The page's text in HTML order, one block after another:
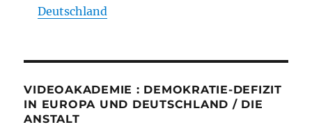
Deutschland
VIDEOAKADEMIE : DEMOKRATIE-DEFIZIT
IN EUROPA UND DEUTSCHLAND / DIE
ANSTALT